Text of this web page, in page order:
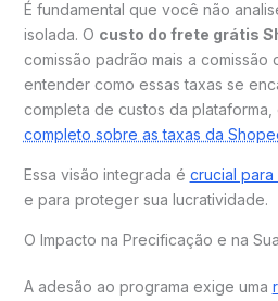
É fundamental que você não
isolada. O custo do frete grátis
comissão padrão mais a comissão
entender como essas taxas se
completa de custos da plataforma,
completo sobre as taxas da
Essa visão integrada é crucial
e para proteger sua lucratividade.
O Impacto na Precificação e na
A adesão ao programa exige uma